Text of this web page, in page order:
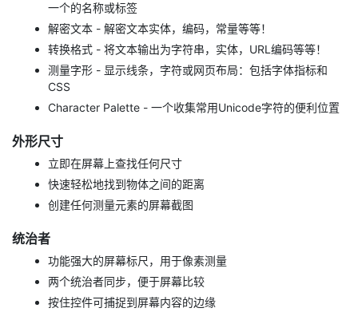
一个的名称或标签
解密文本 - 解密文本实体，编码，常量等等！
转换格式 - 将文本输出为字符串，实体，URL编码等等！
测量字形 - 显示线条，字符或网页布局：包括字体指标和
CSS
Character Palette - 一个收集常用Unicode字符的便利位置
外形尺寸
立即在屏幕上查找任何尺寸
快速轻松地找到物体之间的距离
创建任何测量元素的屏幕截图
统治者
功能强大的屏幕标尺，用于像素测量
两个统治者同步，便于屏幕比较
按住控件可捕捉到屏幕内容的边缘